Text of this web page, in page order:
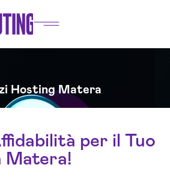
Hosting Matera
per il Tuo
Matera!